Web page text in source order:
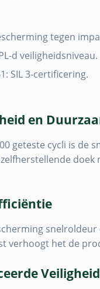
tegen
d veiligheidsniveau.
SIL 3-certificering.
en
geteste cycli is
verhoogt het de
Veiligheid